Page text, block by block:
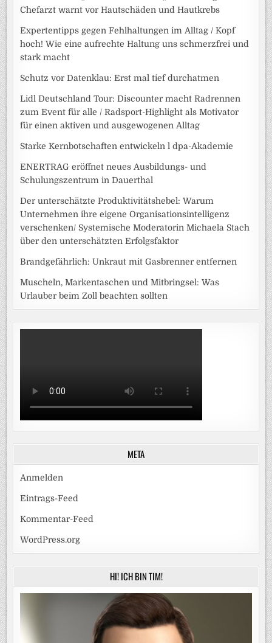
Chefarzt warnt vor Hautschäden und Hautkrebs
Expertentipps gegen Fehlhaltungen im Alltag / Kopf
hoch! Wie eine aufrechte Haltung uns schmerzfrei und
stark macht
Schutz vor Datenklau: Erst mal tief durchatmen
Lidl Deutschland Tour: Discounter macht Radrennen
zum Event für alle / Radsport-Highlight als Motivator
für einen aktiven und ausgewogenen Alltag
Starke Kernbotschaften entwickeln l dpa-Akademie
ENERTRAG eröffnet neues Ausbildungs- und
Schulungszentrum in Dauerthal
Der unterschätzte Produktivitätshebel: Warum
Unternehmen ihre eigene Organisationsintelligenz
verschenken/ Systemische Moderatorin Michaela Stach
über den unterschätzten Erfolgsfaktor
Brandgefährlich: Unkraut mit Gasbrenner entfernen
Muscheln, Markentaschen und Mitbringsel: Was
Urlauber beim Zoll beachten sollten
META
Anmelden
Eintrags-Feed
Kommentar-Feed
WordPress.org
HI! ICH BIN TIM!